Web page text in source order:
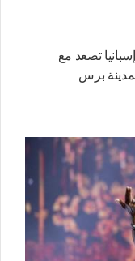
تصعد مع
برس